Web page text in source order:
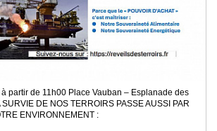
partir de 11h00 Place Vauban – Esplanade des
DE NOS TERROIRS PASSE AUSSI PAR
ENVIRONNEMENT :